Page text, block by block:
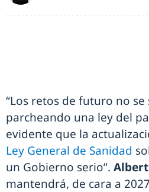
“Los retos de futuro no
parcheando una ley del
evidente que la
Ley General de Sanidad
un Gobierno serio”.
mantendrá, de cara a